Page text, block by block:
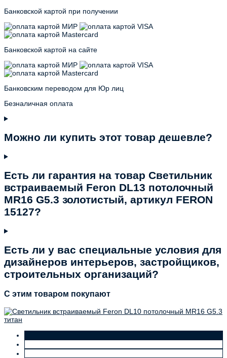
Банковской картой при получении
Банковской картой на сайте
Банковским переводом для Юр лиц
Безналичная оплата
Можно ли купить этот товар дешевле?
Есть ли гарантия на товар Светильник
встраиваемый Feron DL13 потолочный
MR16 G5.3 золотистый, артикул FERON
15127?
Есть ли у вас специальные условия для
дизайнеров интерьеров, застройщиков,
строительных организаций?
C этим товаром покупают